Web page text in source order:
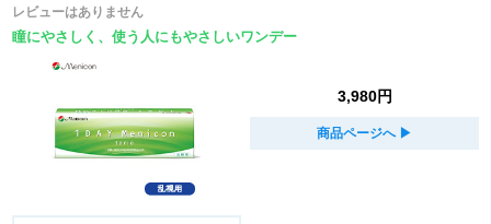
レビューはありません
瞳にやさしく、使う人にもやさしいワンデー
3,980円
商品ページへ ▶︎